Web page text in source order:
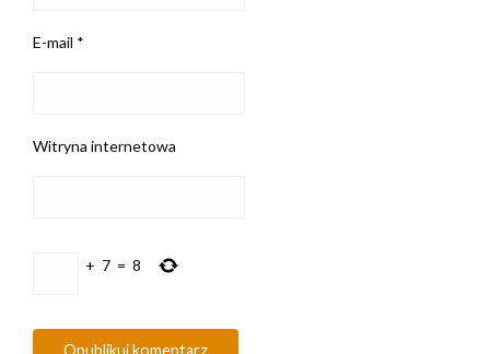
E-mail *
Witryna internetowa
+ 7 = 8